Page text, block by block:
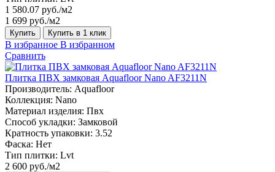
1 580.07 руб./м2
1 699 руб./м2
Купить Купить в 1 клик
В избранное В избранном
Сравнить
Плитка ПВХ замковая Aquafloor Nano AF3211N
Производитель: Aquafloor
Коллекция: Nano
Материал изделия: Пвх
Способ укладки: Замковой
Кратность упаковки: 3.52
Фаска: Нет
Тип плитки: Lvt
2 600 руб./м2